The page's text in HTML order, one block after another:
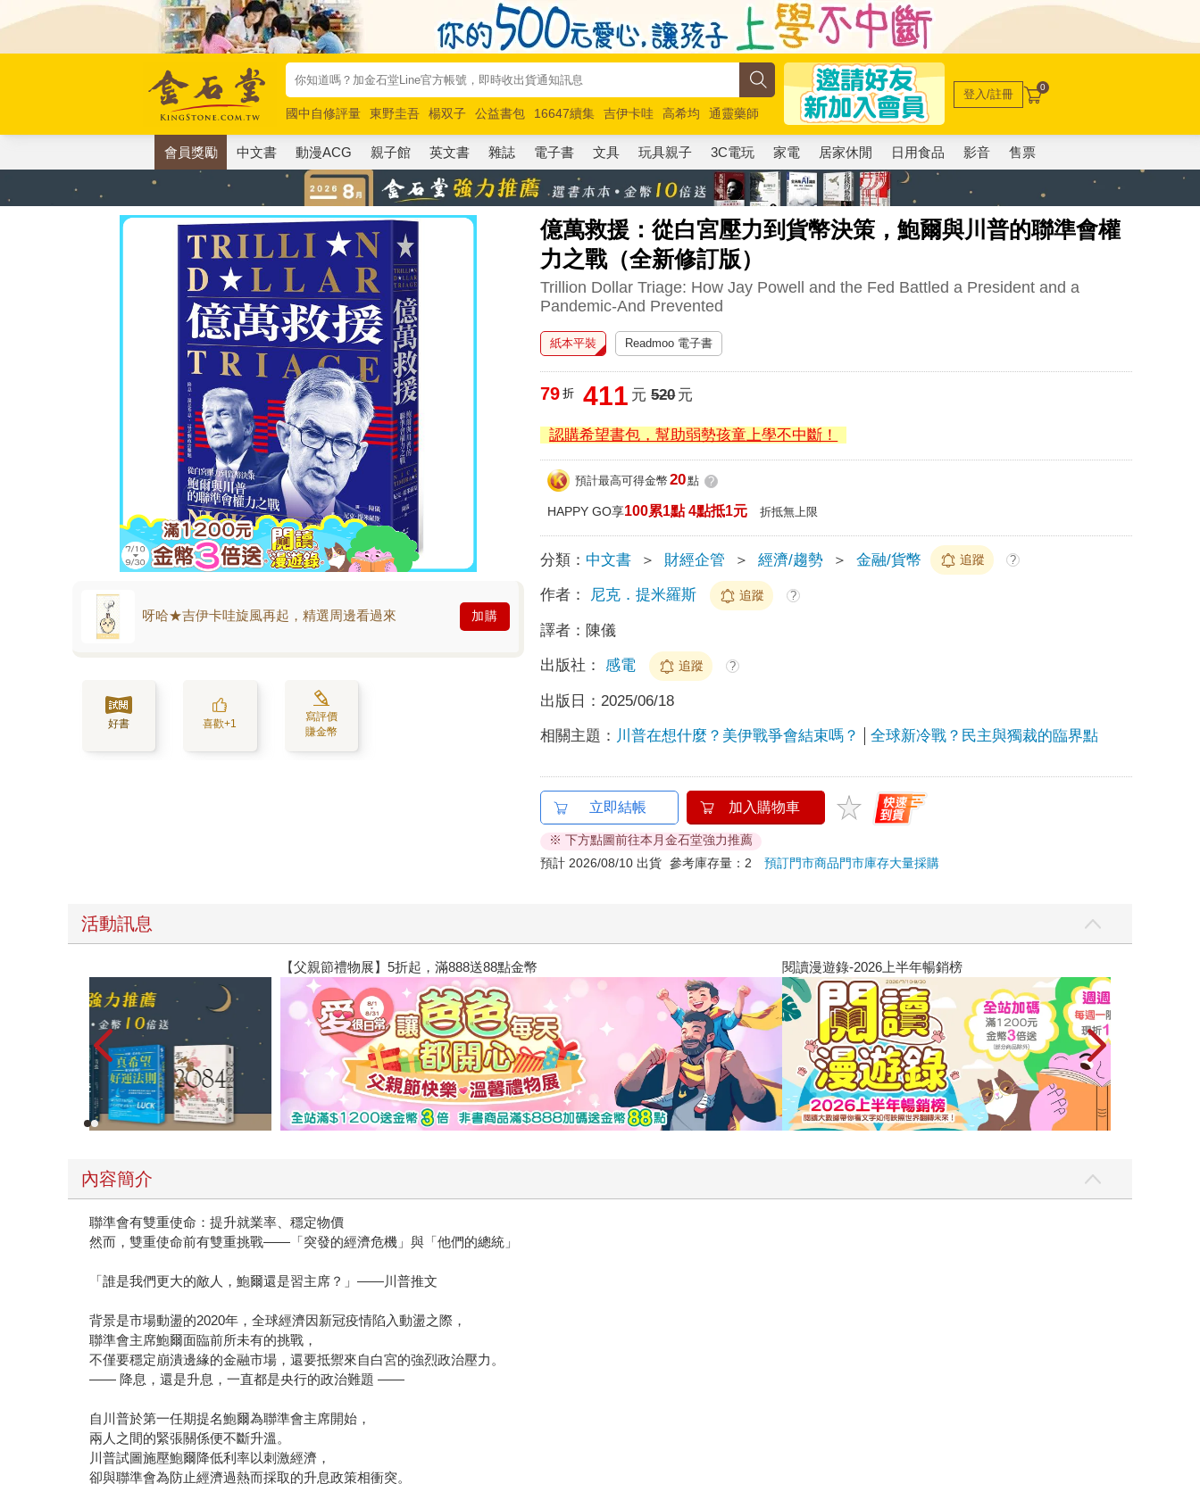
國中自修評量 東野圭吾 楊双子 公益書包 16647續集 吉伊卡哇 高希均
通靈藥師
唯紅花綻放
奧德賽 路邊攤新作 馬斯克 玩具總動員5 超慢跑
登入/註冊 0
會員獎勵 中文書 動漫ACG 親子館 英文書 雜誌 電子書 文具 玩具親子 3C電玩 家電 居家休閒 日用食品 影音 售票
億萬救援：從白宮壓力到貨幣決策，鮑爾與川普的聯準會權
力之戰（全新修訂版）
Trillion Dollar Triage: How Jay Powell and the Fed Battled a President and a
Pandemic-And Prevented
呀哈★吉伊卡哇旋風再起，精選周邊看過來 加購
好書 喜歡+1
寫評價
賺金幣
紙本平裝 Readmoo 電子書
79 折 411 元 520元
認購希望書包，幫助弱勢孩童上學不中斷！
預計最高可得金幣 20點 ?
HAPPY GO享100累1點 4點抵1元 折抵無上限
分類： 中文書 ＞ 財經企管 ＞ 經濟/趨勢 ＞ 金融/貨幣 追蹤 ?
作者： 尼克．提米羅斯 追蹤 ?
譯者： 陳儀
出版社： 感電 追蹤 ?
出版日： 2025/06/18
相關主題： 川普在想什麼？美伊戰爭會結束嗎？ 全球新冷戰？民主與獨裁的臨界點
立即結帳 加入購物車
※ 下方點圖前往本月金石堂強力推薦
預計 2026/08/10 出貨 參考庫存量：2預訂門市商品門市庫存大量採購
活動訊息
【父親節禮物展】5折起，滿888送88點金幣
內容簡介
聯準會有雙重使命：提升就業率、穩定物價
然而，雙重使命前有雙重挑戰——「突發的經濟危機」與「他們的總統」
「誰是我們更大的敵人，鮑爾還是習主席？」——川普推文
背景是市場動盪的2020年，全球經濟因新冠疫情陷入動盪之際，
聯準會主席鮑爾面臨前所未有的挑戰，
不僅要穩定崩潰邊緣的金融市場，還要抵禦來自白宮的強烈政治壓力。
—— 降息，還是升息，一直都是央行的政治難題 ——
自川普於第一任期提名鮑爾為聯準會主席開始，
兩人之間的緊張關係便不斷升溫。
川普試圖施壓鮑爾降低利率以刺激經濟，
卻與聯準會為防止經濟過熱而採取的升息政策相衝突。